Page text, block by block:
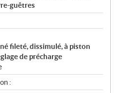
guêtres
fileté, dissimulé, à piston
de précharge
: